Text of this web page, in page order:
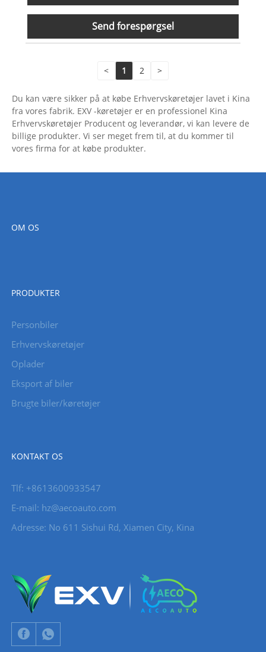
Send forespørgsel
< 1 2 >
Du kan være sikker på at købe Erhvervskøretøjer lavet i Kina
fra vores fabrik. EXV -køretøjer er en professionel Kina
Erhvervskøretøjer Producent og leverandør, vi kan levere de
billige produkter. Vi ser meget frem til, at du kommer til
vores firma for at købe produkter.
OM OS
PRODUKTER
Personbiler
Erhvervskøretøjer
Oplader
Eksport af biler
Brugte biler/køretøjer
KONTAKT OS
Tlf: +8613600933547
E-mail: hz@aecoauto.com
Adresse: No 611 Sishui Rd, Xiamen City, Kina